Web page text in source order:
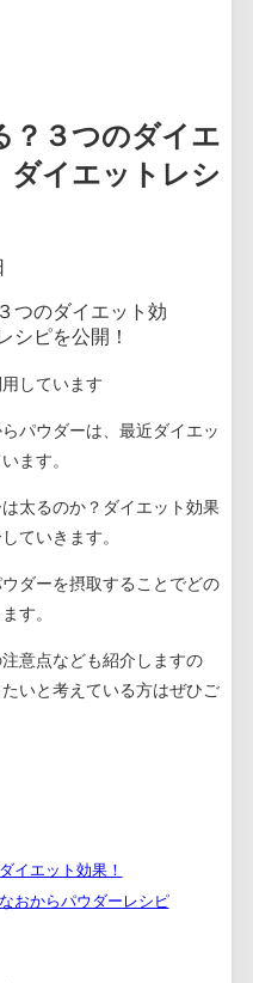
？３つのダイエ
ダイエットレシ
しています
パウダーは、最近ダイエッ
ます。
太るのか？ダイエット効果
していきます。
ダーを摂取することでどの
す。
意点なども紹介しますの
いと考えている方はぜひご
イエット効果！
おからパウダーレシピ